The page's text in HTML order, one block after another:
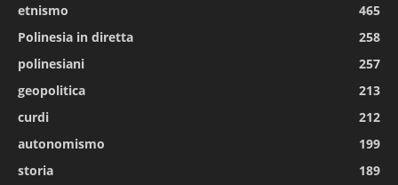
etnismo
465
Polinesia in diretta
258
polinesiani
257
geopolitica
213
curdi
212
autonomismo
199
storia
189